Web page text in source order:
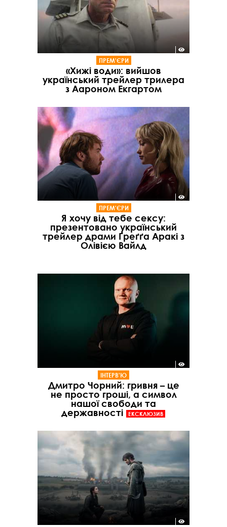
ПРЕМ'ЄРИ
«Хижі води»: вийшов
український трейлер трилера
з Аароном Екгартом
ПРЕМ'ЄРИ
Я хочу від тебе сексу:
презентовано український
трейлер драми Ґреґґа Аракі з
Олівією Вайлд
ІНТЕРВ'Ю
Дмитро Чорний: гривня – це
не просто гроші, а символ
нашої свободи та
державності
ЕКСКЛЮЗИВ